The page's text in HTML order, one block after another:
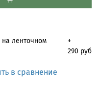
в сравнение
ленточном
+
290 руб